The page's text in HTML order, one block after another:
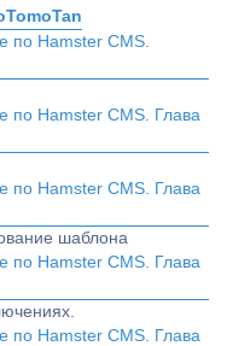
по Hamster CMS.
по Hamster CMS. Глава
по Hamster CMS. Глава
шаблона
по Hamster CMS. Глава
по Hamster CMS. Глава